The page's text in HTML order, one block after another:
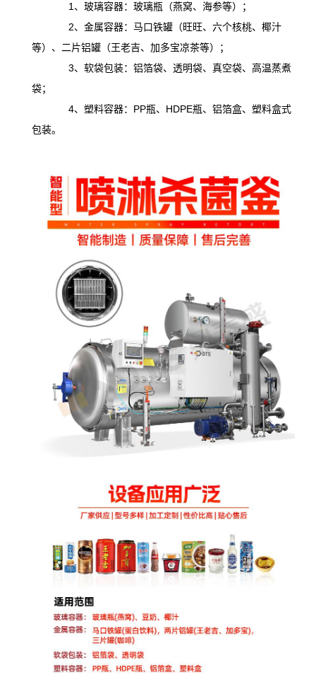
1、玻璃容器：玻璃瓶（燕窝、海参等）；
2、金属容器：马口铁罐（旺旺、六个核桃、椰汁
等）、二片铝罐（王老吉、加多宝凉茶等）；
3、软袋包装：铝箔袋、透明袋、真空袋、高温蒸煮
袋；
4、塑料容器：PP瓶、HDPE瓶、铝箔盒、塑料盒式
包装。